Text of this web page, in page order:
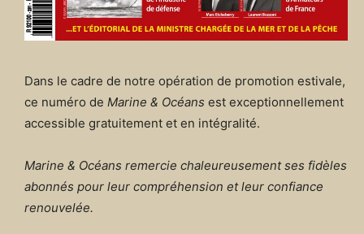
Dans le cadre de notre opération de promotion estivale,
ce numéro de Marine & Océans est exceptionnellement
accessible gratuitement et en intégralité.
Marine & Océans remercie chaleureusement ses fidèles
abonnés pour leur compréhension et leur confiance
renouvelée.